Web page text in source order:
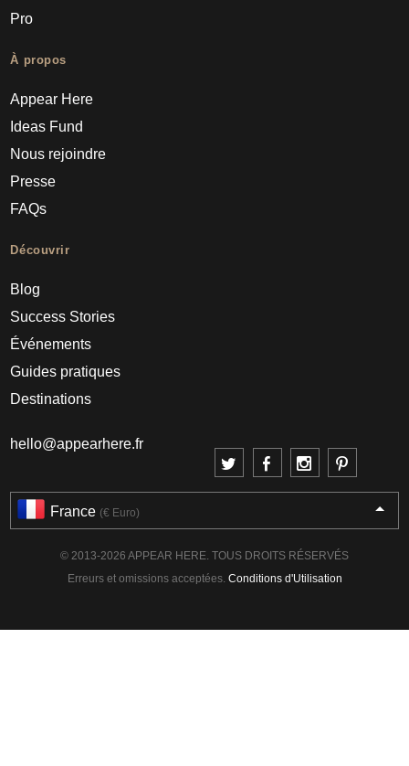
Pro
À propos
Appear Here
Ideas Fund
Nous rejoindre
Presse
FAQs
Découvrir
Blog
Success Stories
Événements
Guides pratiques
Destinations
hello@appearhere.fr
France (€ Euro)
© 2013-2026 APPEAR HERE. TOUS DROITS RÉSERVÉS
Erreurs et omissions acceptées. Conditions d'Utilisation